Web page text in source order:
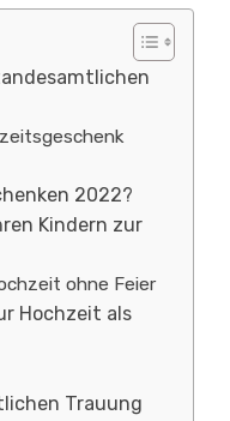
2022?
Kindern zur
ohne Feier
Hochzeit als
Trauung